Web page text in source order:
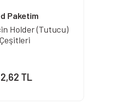
Paketim
Holder (Tutucu)
Çeşitleri
TL